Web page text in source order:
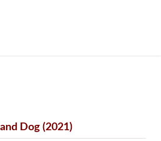
Dog (2021)